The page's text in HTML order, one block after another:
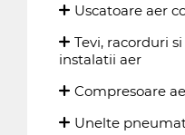
Uscatoare aer
Tevi, racorduri
instalatii aer
Compresoare
Unelte